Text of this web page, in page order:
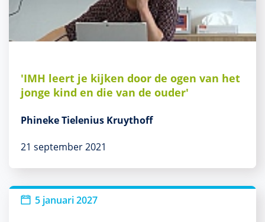
'IMH leert je kijken door de ogen van het
jonge kind en die van de ouder'
Phineke Tielenius Kruythoff
21 september 2021
5 januari 2027